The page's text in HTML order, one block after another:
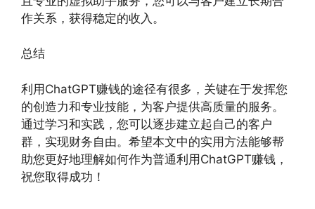
作关系，获得稳定的收入。
总结
利用ChatGPT赚钱的途径有很多，关键在于发挥您
的创造力和专业技能，为客户提供高质量的服务。
通过学习和实践，您可以逐步建立起自己的客户
群，实现财务自由。希望本文中的实用方法能够帮
助您更好地理解如何作为普通利用ChatGPT赚钱，
祝您取得成功！